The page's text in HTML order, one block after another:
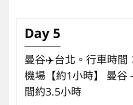
Day 5
曼谷✈️台北。行車時間
機場【約1小時】 曼谷
間約3.5小時